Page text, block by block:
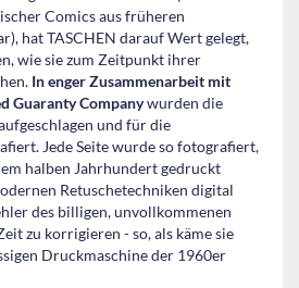
Comics aus früheren
hat TASCHEN darauf Wert gelegt,
wie sie zum Zeitpunkt ihrer
In enger Zusammenarbeit mit
Guaranty Companywurden die
und für die
Jede Seite wurde so fotografiert,
halben Jahrhundert gedruckt
Retuschetechniken digital
des billigen, unvollkommenen
zu korrigieren - so, als käme sie
Druckmaschine der 1960er